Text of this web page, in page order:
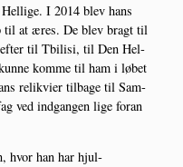
I 2014 blev hans
til at æres. De blev bragt til
til Tbi­li­si, til Den Hel­
kom­me til ham i løbet
relik­vi­er til­ba­ge til Sam­
ved ind­gan­gen lige for­an
hvor han har hjul­